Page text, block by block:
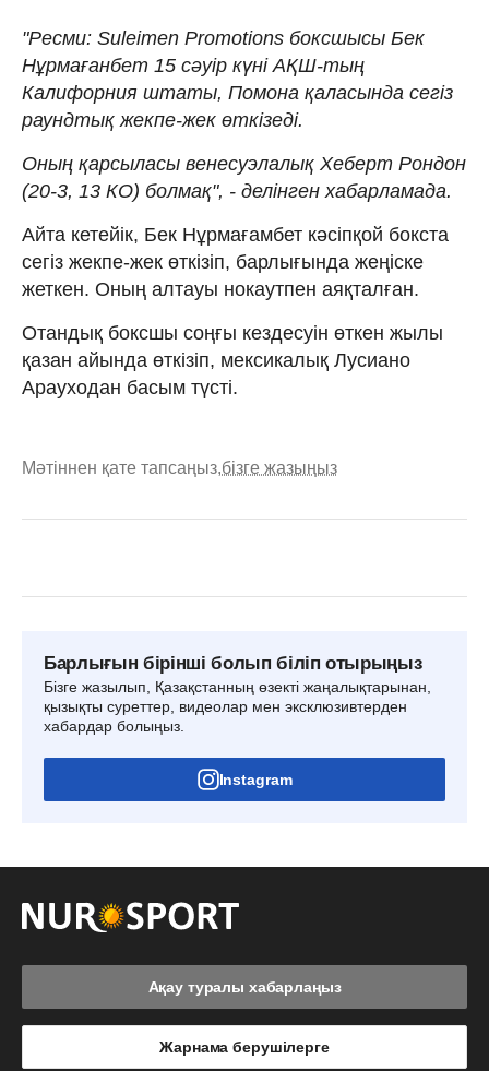
"Ресми: Suleimen Promotions боксшысы Бек
Нұрмағанбет 15 сәуір күні АҚШ-тың
Калифорния штаты, Помона қаласында сегіз
раундтық жекпе-жек өткізеді.
Оның қарсыласы венесуэлалық Хеберт Рондон
(20-3, 13 КО) болмақ", - делінген хабарламада.
Айта кетейік, Бек Нұрмағамбет кәсіпқой бокста
сегіз жекпе-жек өткізіп, барлығында жеңіске
жеткен. Оның алтауы нокаутпен аяқталған.
Отандық боксшы соңғы кездесуін өткен жылы
қазан айында өткізіп, мексикалық Лусиано
Арауходан басым түсті.
Мәтіннен қате тапсаңыз,бізге жазыңыз
Барлығын бірінші болып біліп отырыңыз
Бізге жазылып, Қазақстанның өзекті жаңалықтарынан,
қызықты суреттер, видеолар мен эксклюзивтерден
хабардар болыңыз.
Instagram
Ақау туралы хабарлаңыз
Жарнама берушілерге